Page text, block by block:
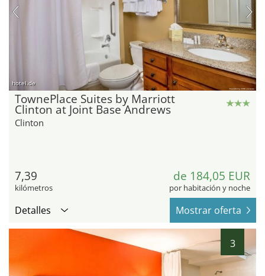
hotel.de
TownePlace Suites by Marriott
Clinton at Joint Base Andrews
Clinton
7,39
kilómetros
de 184,05 EUR
por habitación y noche
Detalles Mostrar oferta
3